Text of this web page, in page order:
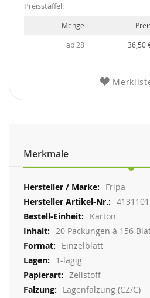
Preisstaffel:
Menge
ab 28 36,50
Merkmale
Weitere
Informationen
Fripa
4131101
Karton
20 Packungen á 156
Einzelblatt
1-lagig
Zellstoff
Lagenfalzung (CZ/C)